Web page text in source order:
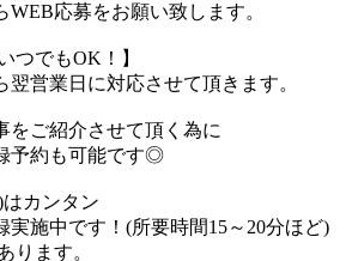
応募をお願い致します。
つでもOK！】
営業日に対応させて頂きます。
をご紹介させて頂く為に
予約も可能です◎
カンタン
実施中です！(所要時間15～20分ほど)
ります。